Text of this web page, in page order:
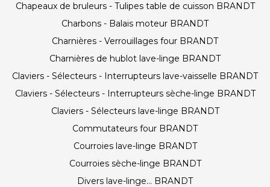
Chapeaux de bruleurs - Tulipes table de cuisson BRANDT
Charbons - Balais moteur BRANDT
Charnières - Verrouillages four BRANDT
Charnières de hublot lave-linge BRANDT
Claviers - Sélecteurs - Interrupteurs lave-vaisselle BRANDT
Claviers - Sélecteurs - Interrupteurs sèche-linge BRANDT
Claviers - Sélecteurs lave-linge BRANDT
Commutateurs four BRANDT
Courroies lave-linge BRANDT
Courroies sèche-linge BRANDT
Divers lave-linge... BRANDT